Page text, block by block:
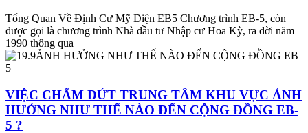
Tổng Quan Về Định Cư Mỹ Diện EB5 Chương trình EB-5, còn
được gọi là chương trình Nhà đầu tư Nhập cư Hoa Kỳ, ra đời năm
1990 thông qua
VIỆC CHẤM DỨT TRUNG TÂM KHU VỰC ẢNH
HƯỞNG NHƯ THẾ NÀO ĐẾN CỘNG ĐỒNG EB-
5 ?